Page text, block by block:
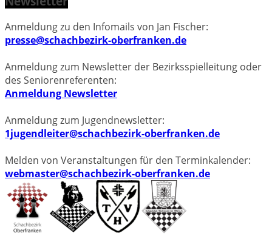
Anmeldung zu den Infomails von Jan Fischer:
presse@schachbezirk-oberfranken.de
Anmeldung zum Newsletter der Bezirksspielleitung oder
des Seniorenreferenten:
Anmeldung Newsletter
Anmeldung zum Jugendnewsletter:
1jugendleiter@schachbezirk-oberfranken.de
Melden von Veranstaltungen für den Terminkalender:
webmaster@schachbezirk-oberfranken.de